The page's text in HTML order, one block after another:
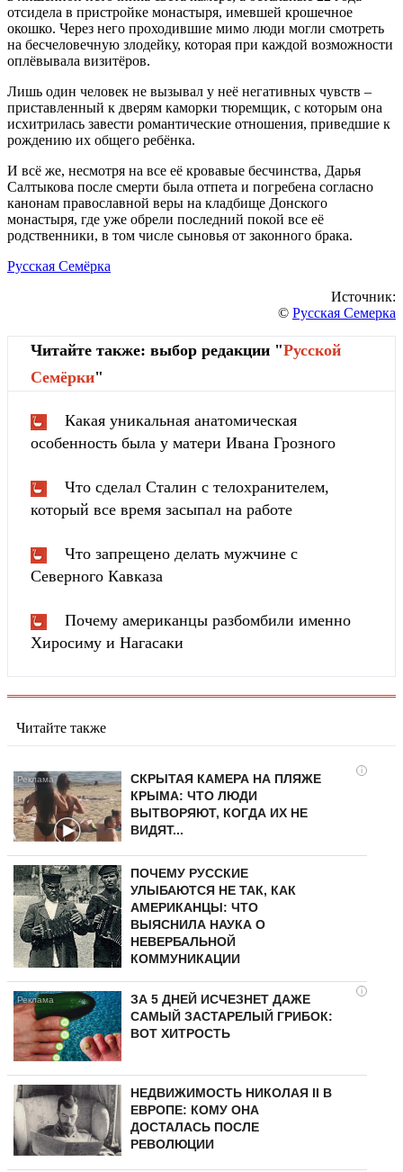
отсидела в пристройке монастыря, имевшей крошечное
окошко. Через него проходившие мимо люди могли смотреть
на бесчеловечную злодейку, которая при каждой возможности
оплёвывала визитёров.
Лишь один человек не вызывал у неё негативных чувств –
приставленный к дверям каморки тюремщик, с которым она
исхитрилась завести романтические отношения, приведшие к
рождению их общего ребёнка.
И всё же, несмотря на все её кровавые бесчинства, Дарья
Салтыкова после смерти была отпета и погребена согласно
канонам православной веры на кладбище Донского
монастыря, где уже обрели последний покой все её
родственники, в том числе сыновья от законного брака.
Русская Семёрка
Источник:
© Русская Семерка
Читайте также: выбор редакции "Русской
Cемёрки"
Какая уникальная анатомическая
особенность была у матери Ивана Грозного
Что сделал Сталин с телохранителем,
который все время засыпал на работе
Что запрещено делать мужчине с
Северного Кавказа
Почему американцы разбомбили именно
Хиросиму и Нагасаки
Читайте также
i
СКРЫТАЯ КАМЕРА НА ПЛЯЖЕ
КРЫМА: ЧТО ЛЮДИ
ВЫТВОРЯЮТ, КОГДА ИХ НЕ
ВИДЯТ...
ПОЧЕМУ РУССКИЕ
УЛЫБАЮТСЯ НЕ ТАК, КАК
АМЕРИКАНЦЫ: ЧТО
ВЫЯСНИЛА НАУКА О
НЕВЕРБАЛЬНОЙ
КОММУНИКАЦИИ
i
ЗА 5 ДНЕЙ ИСЧЕЗНЕТ ДАЖЕ
САМЫЙ ЗАСТАРЕЛЫЙ ГРИБОК:
ВОТ ХИТРОСТЬ
НЕДВИЖИМОСТЬ НИКОЛАЯ II В
ЕВРОПЕ: КОМУ ОНА
ДОСТАЛАСЬ ПОСЛЕ
РЕВОЛЮЦИИ